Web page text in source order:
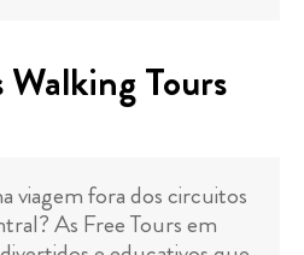
Walking Tours
viagem fora dos circuitos
As Free Tours em